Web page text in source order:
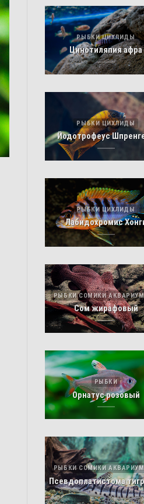
РЫБКИ ЦИХЛИДЫ
Цинотиляпия афра
РЫБКИ ЦИХЛИДЫ
Йодотрофеус
РЫБКИ ЦИХЛИДЫ
Лабидохромис
РЫБКИ СОМИКИ
Сом жирафовый
РЫБКИ
Орнатус розовый
РЫБКИ СОМИКИ
Псевдоплатистома